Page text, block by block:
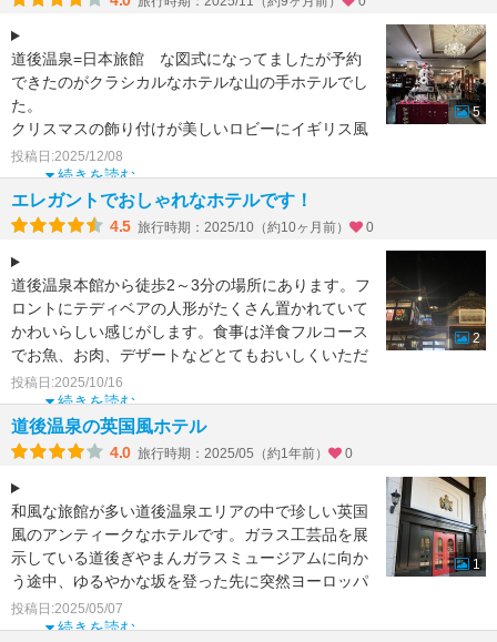
道後温泉=日本旅館 な図式になってましたが予約
できたのがクラシカルなホテルな山の手ホテルでし
た。
クリスマスの飾り付けが美しいロビーにイギリス風
な重厚感のある調度品など道後温泉に来ているのを
忘れます続きを読む
投稿日:2025/12/08
5
エレガントでおしゃれなホテルです！
4.5 旅行時期：2025/10（約10ヶ月前） 0
道後温泉本館から徒歩2～3分の場所にあります。フ
ロントにテディベアの人形がたくさん置かれていて
かわいらしい感じがします。食事は洋食フルコース
でお魚、お肉、デザートなどとてもおいしくいただ
きました。朝食
続きを読む
投稿日:2025/10/16
2
道後温泉の英国風ホテル
4.0 旅行時期：2025/05（約1年前） 0
和風な旅館が多い道後温泉エリアの中で珍しい英国
風のアンティークなホテルです。ガラス工芸品を展
示している道後ぎやまんガラスミュージアムに向か
う途中、ゆるやかな坂を登った先に突然ヨーロッパ
の雰囲気が感じら
続きを読む
投稿日:2025/05/07
1